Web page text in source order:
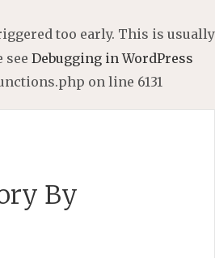
too early. This is usually
see Debugging in WordPress
on line 6131
By